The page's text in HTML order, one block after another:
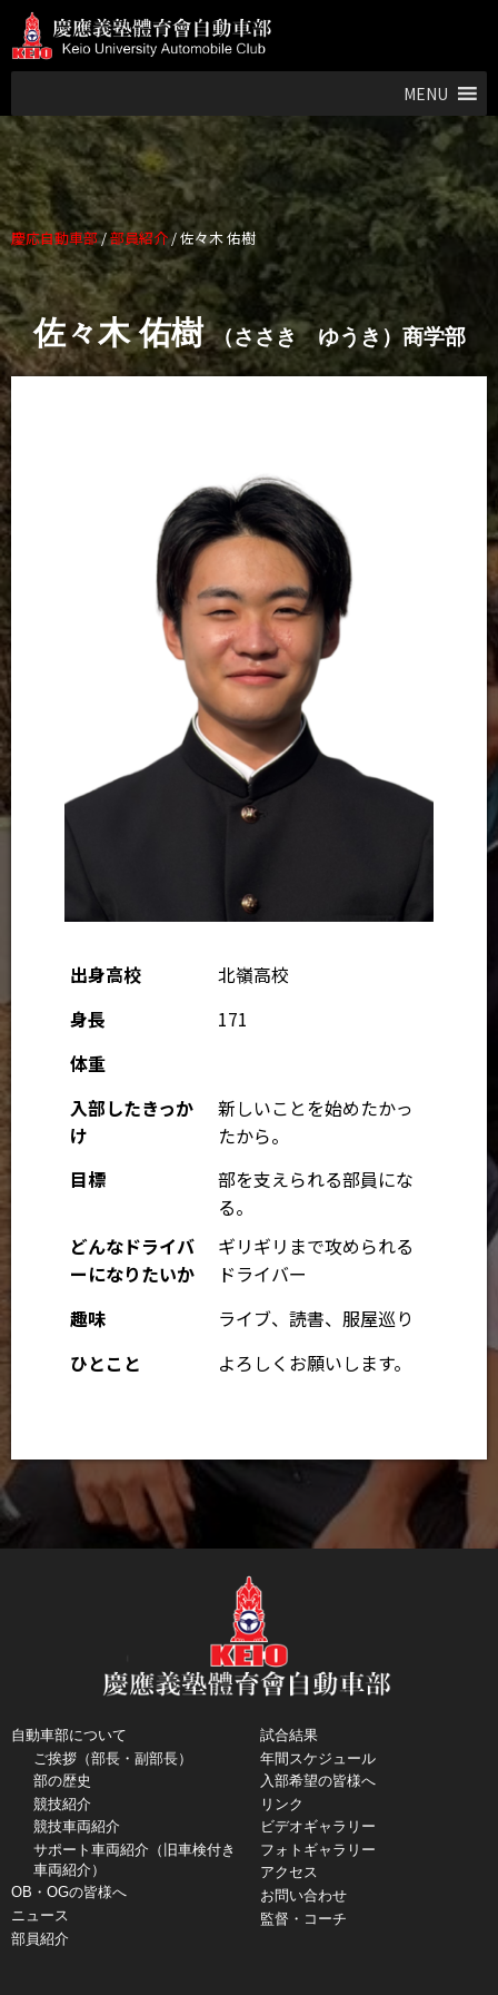
MENU
慶応自動車部/部員紹介/佐々木 佑樹
佐々木 佑樹（ささき ゆうき）商学部
出身高校
北嶺高校
身長
171
体重
入部したきっか
け
新しいことを始めたかっ
たから。
目標
部を支えられる部員にな
る。
どんなドライバ
ーになりたいか
ギリギリまで攻められる
ドライバー
趣味
ライブ、読書、服屋巡り
ひとこと
よろしくお願いします。
自動車部について
ご挨拶（部長・副部長）
部の歴史
競技紹介
競技車両紹介
サポート車両紹介（旧車検付き
車両紹介）
OB・OGの皆様へ
ニュース
部員紹介
試合結果
年間スケジュール
入部希望の皆様へ
リンク
ビデオギャラリー
フォトギャラリー
アクセス
お問い合わせ
監督・コーチ